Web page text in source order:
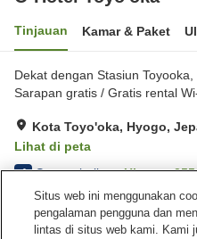
Tinjauan Kamar & Paket
Dekat dengan Stasiun
Sarapan gratis / Gratis rental
Kota Toyo'oka, Hyogo,
Lihat di peta
4 Sangat baik Ulasan:355
Fasilitas properti
Situs web ini menggunakan
pengalaman pengguna dan
lintas di situs web kami. Kami